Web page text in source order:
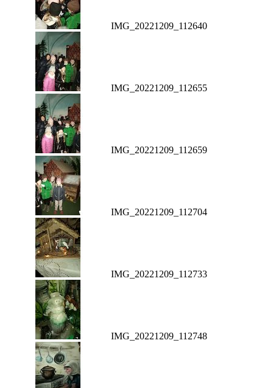
IMG_20221209_112640
IMG_20221209_112655
IMG_20221209_112659
IMG_20221209_112704
IMG_20221209_112733
IMG_20221209_112748